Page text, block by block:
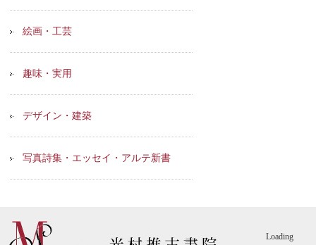
絵画・工芸
趣味・実用
デザイン・建築
写真詩集・エッセイ・アルテ新書
Loading